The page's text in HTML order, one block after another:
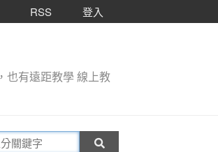
RSS 登入
也有遠距教學 線上教